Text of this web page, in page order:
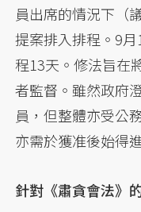
員出席的情況下（
提案排入排程。9
程13天。修法旨在
者監督。雖然政府
員，但整體亦受公
亦需於獲准後始得
針對《肅貪會法》